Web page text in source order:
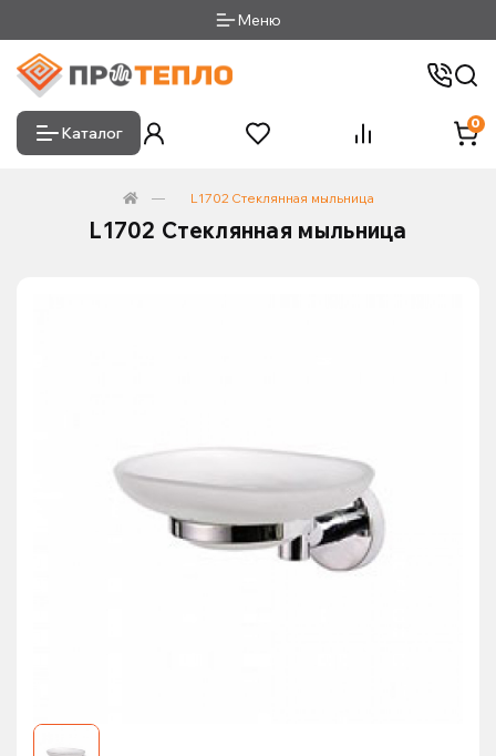
Меню
Каталог
0
L1702 Стеклянная мыльница
L1702 Стеклянная мыльница